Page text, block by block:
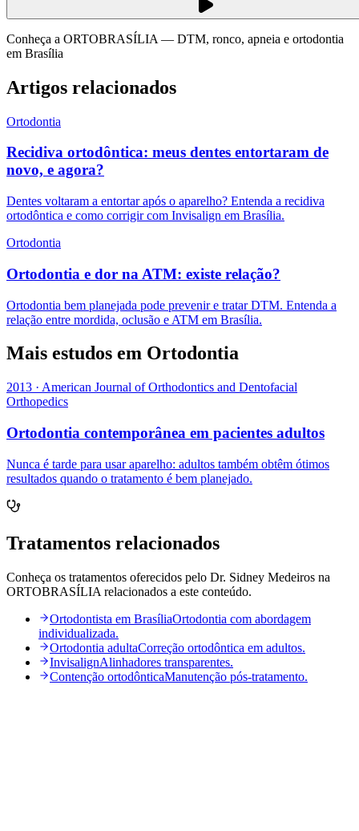
Conheça a ORTOBRASÍLIA — DTM, ronco, apneia e ortodontia
em Brasília
Artigos relacionados
Ortodontia
Recidiva ortodôntica: meus dentes entortaram de
novo, e agora?
Dentes voltaram a entortar após o aparelho? Entenda a recidiva
ortodôntica e como corrigir com Invisalign em Brasília.
Ortodontia
Ortodontia e dor na ATM: existe relação?
Ortodontia bem planejada pode prevenir e tratar DTM. Entenda a
relação entre mordida, oclusão e ATM em Brasília.
Mais estudos em Ortodontia
2013 · American Journal of Orthodontics and Dentofacial
Orthopedics
Ortodontia contemporânea em pacientes adultos
Nunca é tarde para usar aparelho: adultos também obtêm ótimos
resultados quando o tratamento é bem planejado.
Tratamentos relacionados
Conheça os tratamentos oferecidos pelo Dr. Sidney Medeiros na
ORTOBRASÍLIA relacionados a este conteúdo.
Ortodontista em BrasíliaOrtodontia com abordagem
individualizada.
Ortodontia adultaCorreção ortodôntica em adultos.
InvisalignAlinhadores transparentes.
Contenção ortodônticaManutenção pós-tratamento.